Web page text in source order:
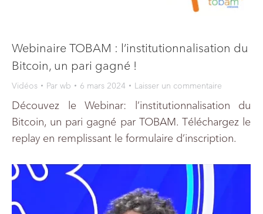
Webinaire TOBAM : l’institutionnalisation du
Bitcoin, un pari gagné !
Vidéos Par wb 6 mars 2024 Laisser un commentaire
Découvez le Webinar: l’institutionnalisation du
Bitcoin, un pari gagné par TOBAM. Téléchargez le
replay en remplissant le formulaire d’inscription.